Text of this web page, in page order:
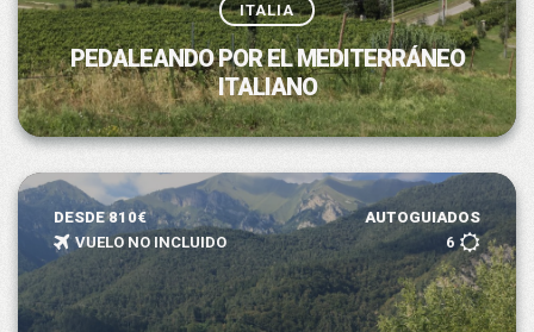
ITALIA
PEDALEANDO POR EL MEDITERRÁNEO
ITALIANO
DESDE 810€
AUTOGUIADOS
VUELO NO INCLUIDO
6